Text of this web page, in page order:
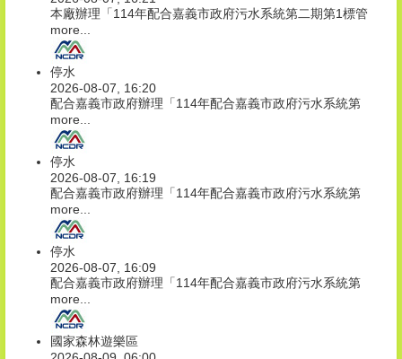
本廠辦理「114年配合嘉義市政府污水系統第二期第1標管
more...
停水
2026-08-07, 16:20
配合嘉義市政府辦理「114年配合嘉義市政府污水系統第
more...
停水
2026-08-07, 16:19
配合嘉義市政府辦理「114年配合嘉義市政府污水系統第
more...
停水
2026-08-07, 16:09
配合嘉義市政府辦理「114年配合嘉義市政府污水系統第
more...
國家森林遊樂區